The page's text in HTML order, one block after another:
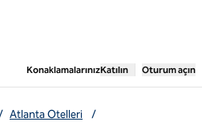
Konaklamalarınız,Yeni bir sekme
Katılın Oturum açın
Atlanta Otelleri
/